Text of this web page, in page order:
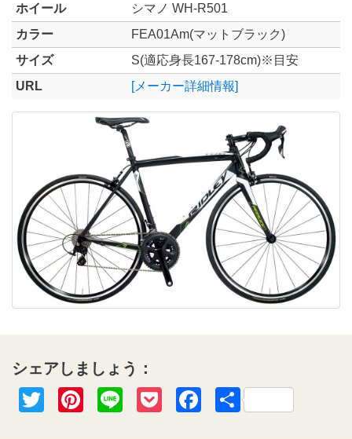
ホイール
シマノ WH-R501
カラー
FEA01Am(マットブラック)
サイズ
S(適応身長167-178cm)※目安
URL
[メーカー詳細情報]
シェアしましょう：
TwitterPinterest
Line PocketFacebook
共